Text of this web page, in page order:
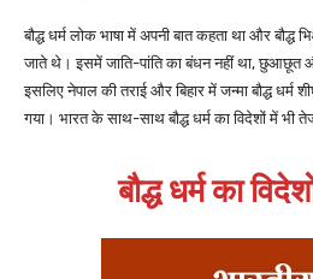
बौद्ध धर्म लोक भाषा में अपनी बात कहता था और बौद्ध
जाते थे। इसमें जाति-पांति का बंधन नहीं था, छुआछूत
इसलिए नेपाल की तराई और बिहार में जन्मा बौद्ध धर्म
गया। भारत के साथ-साथ बौद्ध धर्म का विदेशों में भी
बौद्ध धर्म का